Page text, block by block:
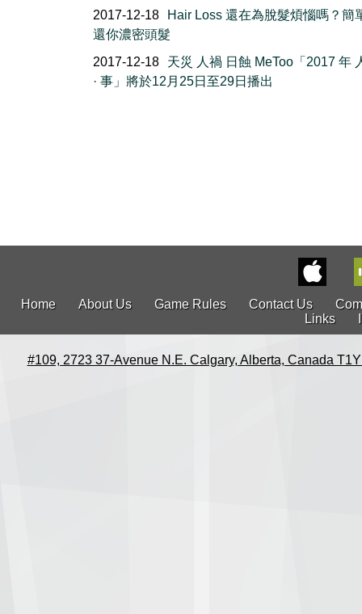
2017-12-18
Hair Loss 還在為脫髮煩惱嗎？簡
還你濃密頭髮
2017-12-18
天災 人禍 日蝕 MeToo「2017 年
· 事」將於12月25日至29日播出
Home About Us Game Rules Contact Us
Links
#109, 2723 37-Avenue N.E. Calgary, Alberta, Canada